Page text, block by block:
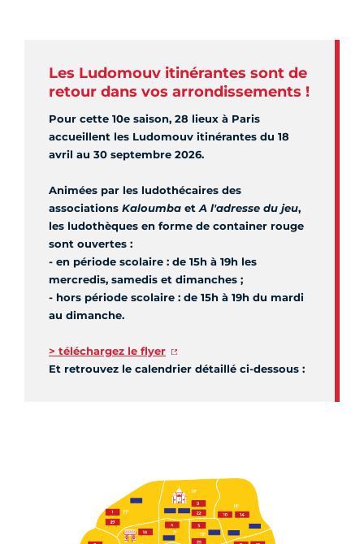
Les Ludomouv itinérantes sont de
retour dans vos arrondissements !
Pour cette 10e saison, 28 lieux à Paris
accueillent les Ludomouv itinérantes du 18
avril au 30 septembre 2026.
Animées par les ludothécaires des
associations Kaloumba etA l'adresse du jeu,
les ludothèques en forme de container rouge
sont ouvertes :
- en période scolaire : de 15h à 19h les
mercredis, samedis et dimanches ;
- hors période scolaire : de 15h à 19h du mardi
au dimanche.
> téléchargez le flyer
Et retrouvez le calendrier détaillé ci-dessous :